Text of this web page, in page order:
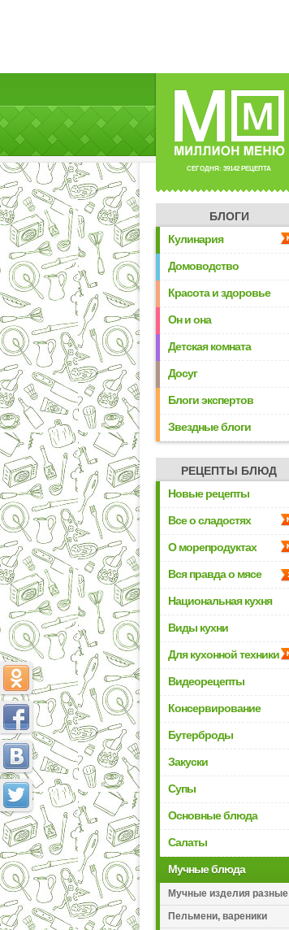
СЕГОДНЯ: 39142 РЕЦЕПТА
БЛОГИ
Кулинария
Домоводство
Красота и здоровье
Он и она
Детская комната
Досуг
Блоги экспертов
Звездные блоги
РЕЦЕПТЫ БЛЮД
Новые рецепты
Все о сладостях
О морепродуктах
Вся правда о мясе
Национальная кухня
Виды кухни
Для кухонной техники
Видеорецепты
Консервирование
Бутерброды
Закуски
Супы
Основные блюда
Салаты
Мучные блюда
Мучные изделия разные
Пельмени, вареники